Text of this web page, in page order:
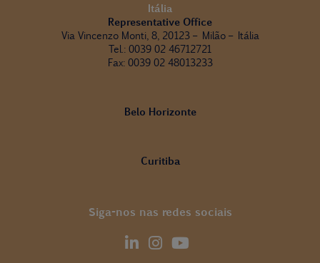
Itália
Representative Office
Via Vincenzo Monti, 8, 20123 – Milão – Itália
Tel.: 0039 02 46712721
Fax: 0039 02 48013233
Belo Horizonte
Curitiba
Siga-nos nas redes sociais